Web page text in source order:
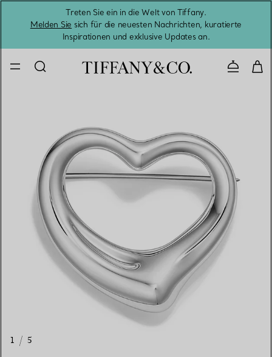
Treten Sie ein in die Welt von Tiffany.
Melden Sie sich für die neuesten Nachrichten, kuratierte
Inspirationen und exklusive Updates an.
1 / 5